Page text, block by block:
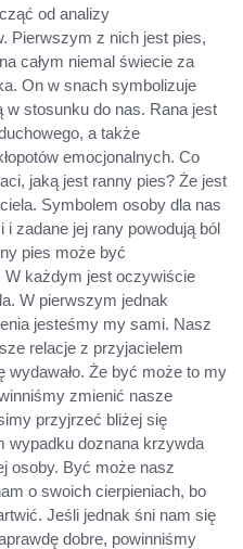
od analizy
Pierwszym z nich jest pies,
całym niemal świecie za
On w snach symbolizuje
w stosunku do nas. Rana jest
a także
emocjonalnych. Co
jaką jest ranny pies? Że jest
Symbolem osoby dla nas
i zadane jej rany powodują ból
pies może być
W każdym jest oczywiście
W pierwszym jednak
jesteśmy my sami. Nasz
relacje z przyjacielem
wydawało. Że być może to my
zmienić nasze
przyjrzeć bliżej się
wypadku doznana krzywda
osoby. Być może nasz
o swoich cierpieniach, bo
Jeśli jednak śni nam się
dobre, powinniśmy